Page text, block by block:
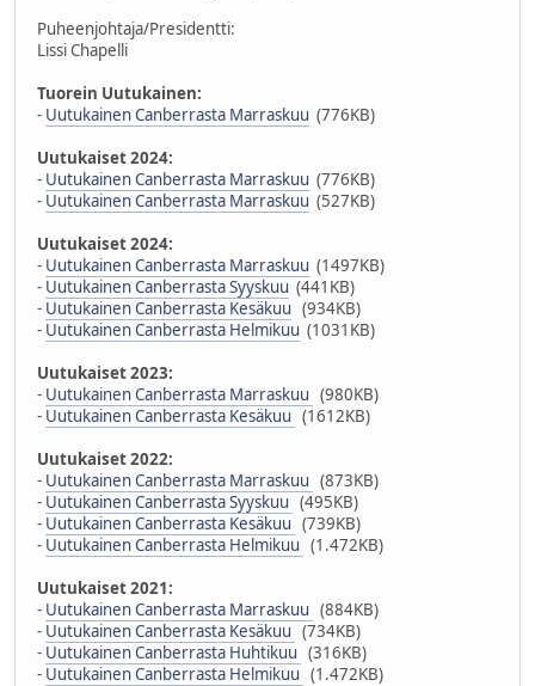
Puheenjohtaja/Presidentti:
Lissi Chapelli
Tuorein Uutukainen:
- Uutukainen Canberrasta Marraskuu (776KB)
Uutukaiset 2024:
- Uutukainen Canberrasta Marraskuu (776KB)
- Uutukainen Canberrasta Marraskuu (527KB)
Uutukaiset 2024:
- Uutukainen Canberrasta Marraskuu (1497KB)
- Uutukainen Canberrasta Syyskuu (441KB)
- Uutukainen Canberrasta Kesäkuu (934KB)
- Uutukainen Canberrasta Helmikuu (1031KB)
Uutukaiset 2023:
- Uutukainen Canberrasta Marraskuu (980KB)
- Uutukainen Canberrasta Kesäkuu (1612KB)
Uutukaiset 2022:
- Uutukainen Canberrasta Marraskuu (873KB)
- Uutukainen Canberrasta Syyskuu (495KB)
- Uutukainen Canberrasta Kesäkuu (739KB)
- Uutukainen Canberrasta Helmikuu (1.472KB)
Uutukaiset 2021:
- Uutukainen Canberrasta Marraskuu (884KB)
- Uutukainen Canberrasta Kesäkuu (734KB)
- Uutukainen Canberrasta Huhtikuu (316KB)
- Uutukainen Canberrasta Helmikuu (1.472KB)